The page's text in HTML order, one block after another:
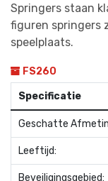
Springers staan
figuren springers
speelplaats.
FS260
Specificatie
Geschatte
Leeftijd:
Beveiligingsgebied: